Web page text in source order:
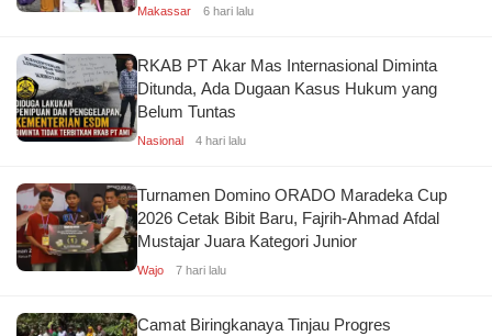
Makassar 6 hari lalu
RKAB PT Akar Mas Internasional Diminta
Ditunda, Ada Dugaan Kasus Hukum yang
Belum Tuntas
Nasional 4 hari lalu
Turnamen Domino ORADO Maradeka Cup
2026 Cetak Bibit Baru, Fajrih-Ahmad Afdal
Mustajar Juara Kategori Junior
Wajo 7 hari lalu
Camat Biringkanaya Tinjau Progres